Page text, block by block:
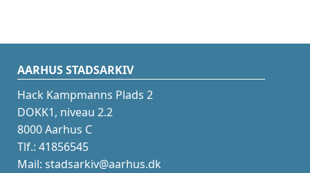
AARHUS STADSARKIV
Hack Kampmanns Plads 2
DOKK1, niveau 2.2
8000 Aarhus C
Tlf.: 41856545
Mail: stadsarkiv@aarhus.dk